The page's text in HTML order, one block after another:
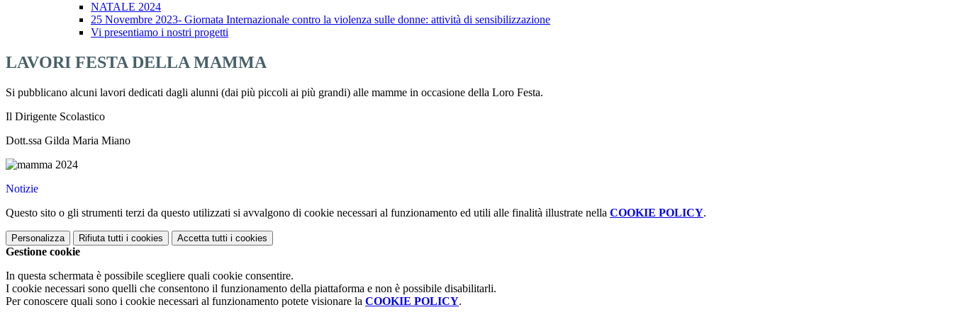
NATALE 2024
25 Novembre 2023- Giornata Internazionale contro la violenza sulle donne: attività di sensibilizzazione
Vi presentiamo i nostri progetti
LAVORI FESTA DELLA MAMMA
Si pubblicano alcuni lavori dedicati dagli alunni (dai più piccoli ai più grandi) alle mamme in occasione della Loro Festa.
Il Dirigente Scolastico
Dott.ssa Gilda Maria Miano
Notizie
Questo sito o gli strumenti terzi da questo utilizzati si avvalgono di cookie necessari al funzionamento ed utili alle finalità illustrate nella COOKIE POLICY.
Personalizza Rifiuta tutti i cookies Accetta tutti i cookies
Gestione cookie
In questa schermata è possibile scegliere quali cookie consentire.
I cookie necessari sono quelli che consentono il funzionamento della piattaforma e non è possibile disabilitarli.
Per conoscere quali sono i cookie necessari al funzionamento potete visionare la COOKIE POLICY.